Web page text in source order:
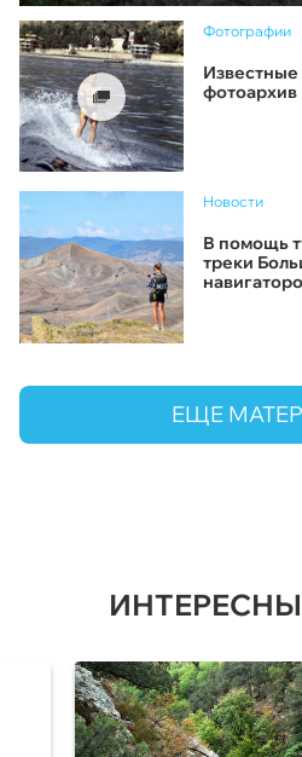
Фотографии
фотоархив
Новости
В помощь
треки
ЕЩЕ